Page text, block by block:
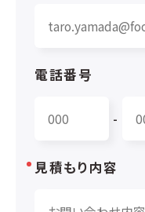
電話番号
-
見積もり内容